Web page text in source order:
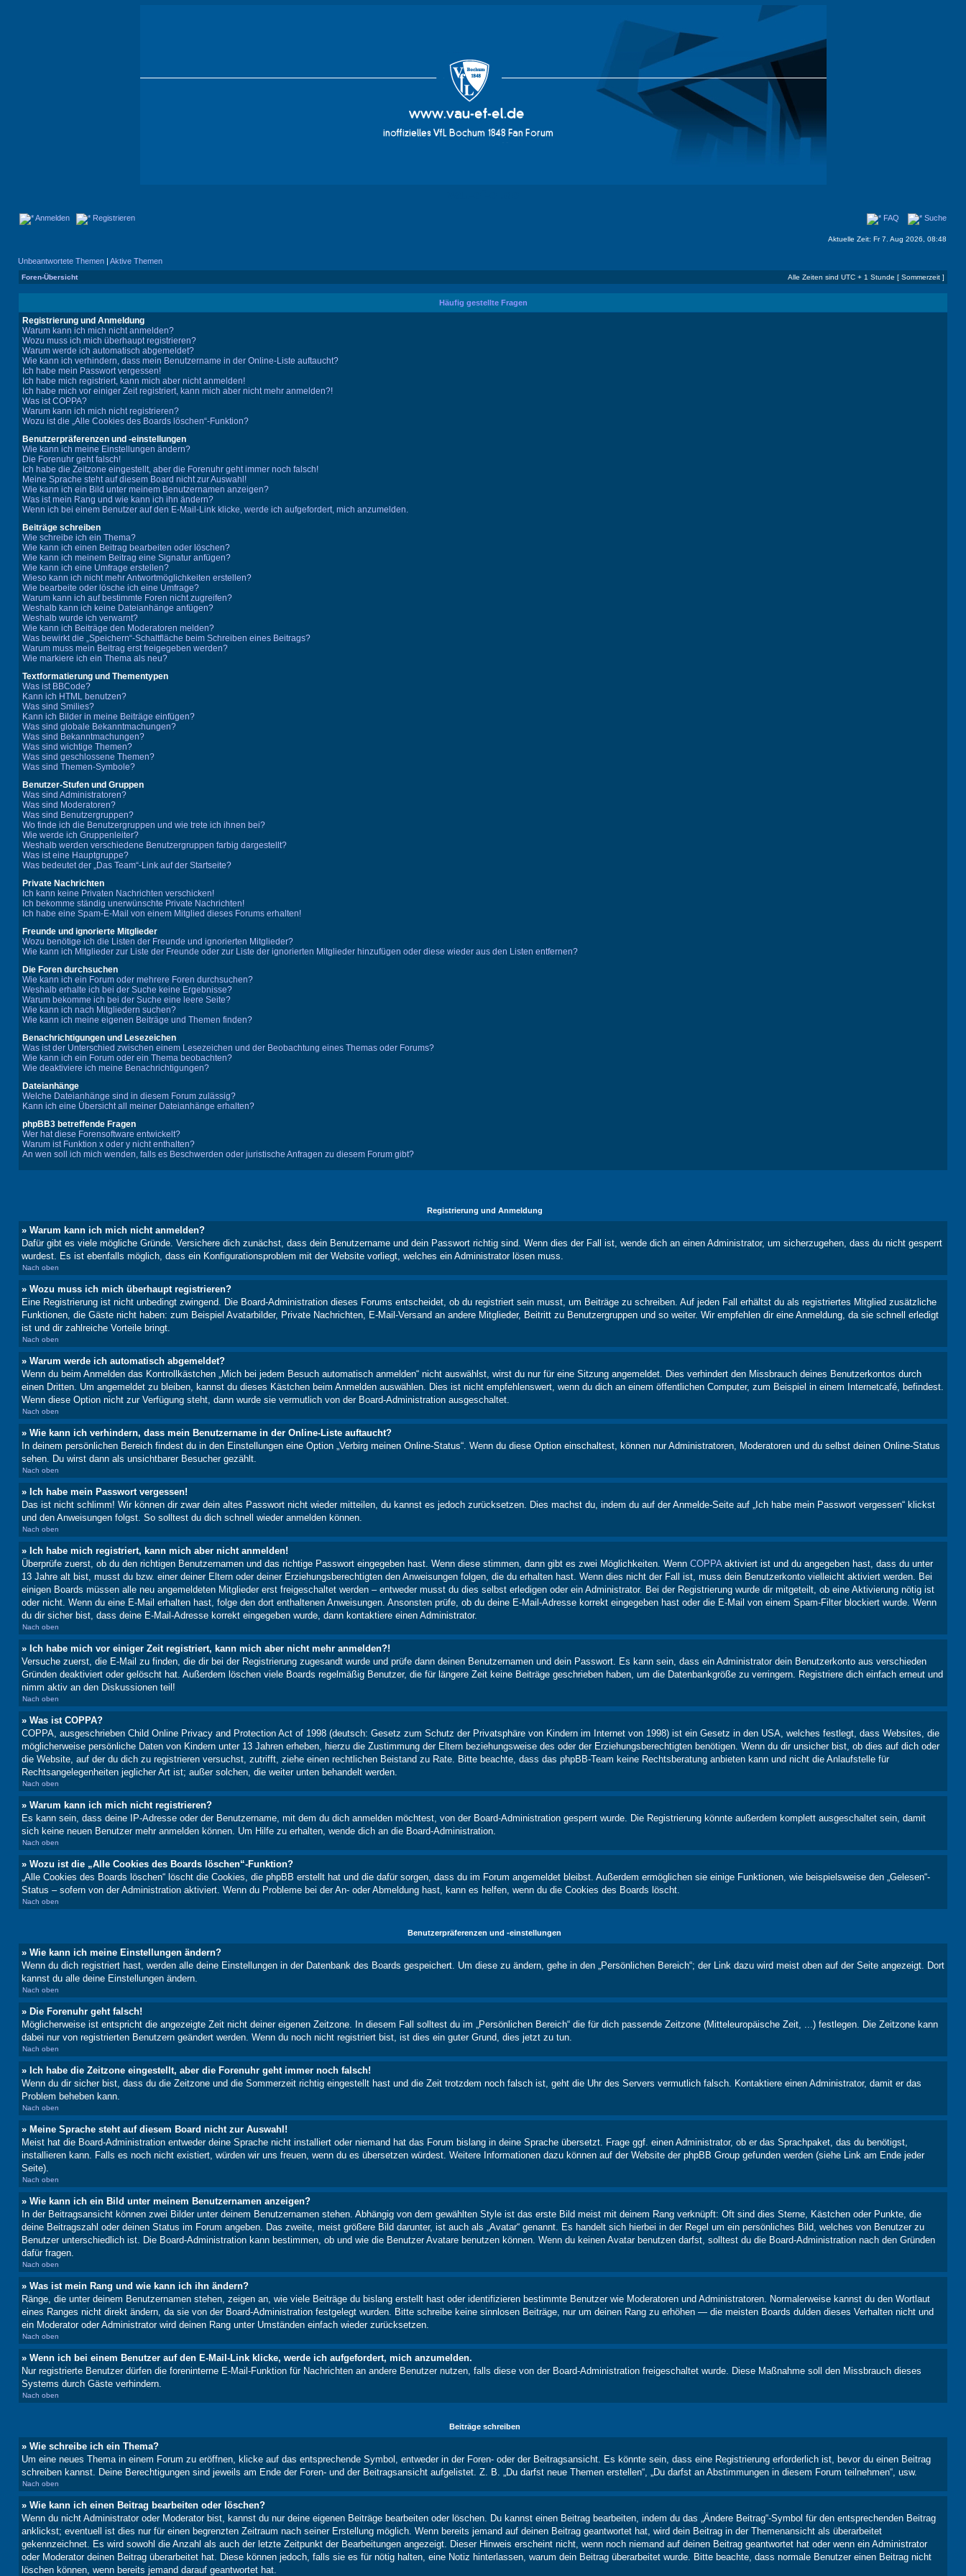
Anmelden Registrieren FAQ Suche
Aktuelle Zeit: Fr 7. Aug 2026, 08:48
Unbeantwortete Themen | Aktive Themen
Foren-Übersicht Alle Zeiten sind UTC + 1 Stunde [ Sommerzeit ]
Häufig gestellte Fragen
Registrierung und Anmeldung
Warum kann ich mich nicht anmelden?
Wozu muss ich mich überhaupt registrieren?
Warum werde ich automatisch abgemeldet?
Wie kann ich verhindern, dass mein Benutzername in der Online-Liste auftaucht?
Ich habe mein Passwort vergessen!
Ich habe mich registriert, kann mich aber nicht anmelden!
Ich habe mich vor einiger Zeit registriert, kann mich aber nicht mehr anmelden?!
Was ist COPPA?
Warum kann ich mich nicht registrieren?
Wozu ist die „Alle Cookies des Boards löschen“-Funktion?
Benutzerpräferenzen und -einstellungen
Wie kann ich meine Einstellungen ändern?
Die Forenuhr geht falsch!
Ich habe die Zeitzone eingestellt, aber die Forenuhr geht immer noch falsch!
Meine Sprache steht auf diesem Board nicht zur Auswahl!
Wie kann ich ein Bild unter meinem Benutzernamen anzeigen?
Was ist mein Rang und wie kann ich ihn ändern?
Wenn ich bei einem Benutzer auf den E-Mail-Link klicke, werde ich aufgefordert, mich anzumelden.
Beiträge schreiben
Wie schreibe ich ein Thema?
Wie kann ich einen Beitrag bearbeiten oder löschen?
Wie kann ich meinem Beitrag eine Signatur anfügen?
Wie kann ich eine Umfrage erstellen?
Wieso kann ich nicht mehr Antwortmöglichkeiten erstellen?
Wie bearbeite oder lösche ich eine Umfrage?
Warum kann ich auf bestimmte Foren nicht zugreifen?
Weshalb kann ich keine Dateianhänge anfügen?
Weshalb wurde ich verwarnt?
Wie kann ich Beiträge den Moderatoren melden?
Was bewirkt die „Speichern“-Schaltfläche beim Schreiben eines Beitrags?
Warum muss mein Beitrag erst freigegeben werden?
Wie markiere ich ein Thema als neu?
Textformatierung und Thementypen
Was ist BBCode?
Kann ich HTML benutzen?
Was sind Smilies?
Kann ich Bilder in meine Beiträge einfügen?
Was sind globale Bekanntmachungen?
Was sind Bekanntmachungen?
Was sind wichtige Themen?
Was sind geschlossene Themen?
Was sind Themen-Symbole?
Benutzer-Stufen und Gruppen
Was sind Administratoren?
Was sind Moderatoren?
Was sind Benutzergruppen?
Wo finde ich die Benutzergruppen und wie trete ich ihnen bei?
Wie werde ich Gruppenleiter?
Weshalb werden verschiedene Benutzergruppen farbig dargestellt?
Was ist eine Hauptgruppe?
Was bedeutet der „Das Team“-Link auf der Startseite?
Private Nachrichten
Ich kann keine Privaten Nachrichten verschicken!
Ich bekomme ständig unerwünschte Private Nachrichten!
Ich habe eine Spam-E-Mail von einem Mitglied dieses Forums erhalten!
Freunde und ignorierte Mitglieder
Wozu benötige ich die Listen der Freunde und ignorierten Mitglieder?
Wie kann ich Mitglieder zur Liste der Freunde oder zur Liste der ignorierten Mitglieder hinzufügen oder diese wieder aus den Listen entfernen?
Die Foren durchsuchen
Wie kann ich ein Forum oder mehrere Foren durchsuchen?
Weshalb erhalte ich bei der Suche keine Ergebnisse?
Warum bekomme ich bei der Suche eine leere Seite?
Wie kann ich nach Mitgliedern suchen?
Wie kann ich meine eigenen Beiträge und Themen finden?
Benachrichtigungen und Lesezeichen
Was ist der Unterschied zwischen einem Lesezeichen und der Beobachtung eines Themas oder Forums?
Wie kann ich ein Forum oder ein Thema beobachten?
Wie deaktiviere ich meine Benachrichtigungen?
Dateianhänge
Welche Dateianhänge sind in diesem Forum zulässig?
Kann ich eine Übersicht all meiner Dateianhänge erhalten?
phpBB3 betreffende Fragen
Wer hat diese Forensoftware entwickelt?
Warum ist Funktion x oder y nicht enthalten?
An wen soll ich mich wenden, falls es Beschwerden oder juristische Anfragen zu diesem Forum gibt?
Registrierung und Anmeldung
» Warum kann ich mich nicht anmelden?
Dafür gibt es viele mögliche Gründe. Versichere dich zunächst, dass dein Benutzername und dein Passwort richtig sind. Wenn dies der Fall ist, wende dich an einen Administrator, um sicherzugehen, dass du nicht gesperrt
wurdest. Es ist ebenfalls möglich, dass ein Konfigurationsproblem mit der Website vorliegt, welches ein Administrator lösen muss.
Nach oben
» Wozu muss ich mich überhaupt registrieren?
Eine Registrierung ist nicht unbedingt zwingend. Die Board-Administration dieses Forums entscheidet, ob du registriert sein musst, um Beiträge zu schreiben. Auf jeden Fall erhältst du als registriertes Mitglied zusätzliche
Funktionen, die Gäste nicht haben: zum Beispiel Avatarbilder, Private Nachrichten, E-Mail-Versand an andere Mitglieder, Beitritt zu Benutzergruppen und so weiter. Wir empfehlen dir eine Anmeldung, da sie schnell erledigt
ist und dir zahlreiche Vorteile bringt.
Nach oben
» Warum werde ich automatisch abgemeldet?
Wenn du beim Anmelden das Kontrollkästchen „Mich bei jedem Besuch automatisch anmelden“ nicht auswählst, wirst du nur für eine Sitzung angemeldet. Dies verhindert den Missbrauch deines Benutzerkontos durch
einen Dritten. Um angemeldet zu bleiben, kannst du dieses Kästchen beim Anmelden auswählen. Dies ist nicht empfehlenswert, wenn du dich an einem öffentlichen Computer, zum Beispiel in einem Internetcafé, befindest.
Wenn diese Option nicht zur Verfügung steht, dann wurde sie vermutlich von der Board-Administration ausgeschaltet.
Nach oben
» Wie kann ich verhindern, dass mein Benutzername in der Online-Liste auftaucht?
In deinem persönlichen Bereich findest du in den Einstellungen eine Option „Verbirg meinen Online-Status“. Wenn du diese Option einschaltest, können nur Administratoren, Moderatoren und du selbst deinen Online-Status
sehen. Du wirst dann als unsichtbarer Besucher gezählt.
Nach oben
» Ich habe mein Passwort vergessen!
Das ist nicht schlimm! Wir können dir zwar dein altes Passwort nicht wieder mitteilen, du kannst es jedoch zurücksetzen. Dies machst du, indem du auf der Anmelde-Seite auf „Ich habe mein Passwort vergessen“ klickst
und den Anweisungen folgst. So solltest du dich schnell wieder anmelden können.
Nach oben
» Ich habe mich registriert, kann mich aber nicht anmelden!
Überprüfe zuerst, ob du den richtigen Benutzernamen und das richtige Passwort eingegeben hast. Wenn diese stimmen, dann gibt es zwei Möglichkeiten. Wenn COPPAaktiviert ist und du angegeben hast, dass du unter
13 Jahre alt bist, musst du bzw. einer deiner Eltern oder deiner Erziehungsberechtigten den Anweisungen folgen, die du erhalten hast. Wenn dies nicht der Fall ist, muss dein Benutzerkonto vielleicht aktiviert werden. Bei
einigen Boards müssen alle neu angemeldeten Mitglieder erst freigeschaltet werden – entweder musst du dies selbst erledigen oder ein Administrator. Bei der Registrierung wurde dir mitgeteilt, ob eine Aktivierung nötig ist
oder nicht. Wenn du eine E-Mail erhalten hast, folge den dort enthaltenen Anweisungen. Ansonsten prüfe, ob du deine E-Mail-Adresse korrekt eingegeben hast oder die E-Mail von einem Spam-Filter blockiert wurde. Wenn
du dir sicher bist, dass deine E-Mail-Adresse korrekt eingegeben wurde, dann kontaktiere einen Administrator.
Nach oben
» Ich habe mich vor einiger Zeit registriert, kann mich aber nicht mehr anmelden?!
Versuche zuerst, die E-Mail zu finden, die dir bei der Registrierung zugesandt wurde und prüfe dann deinen Benutzernamen und dein Passwort. Es kann sein, dass ein Administrator dein Benutzerkonto aus verschieden
Gründen deaktiviert oder gelöscht hat. Außerdem löschen viele Boards regelmäßig Benutzer, die für längere Zeit keine Beiträge geschrieben haben, um die Datenbankgröße zu verringern. Registriere dich einfach erneut und
nimm aktiv an den Diskussionen teil!
Nach oben
» Was ist COPPA?
COPPA, ausgeschrieben Child Online Privacy and Protection Act of 1998 (deutsch: Gesetz zum Schutz der Privatsphäre von Kindern im Internet von 1998) ist ein Gesetz in den USA, welches festlegt, dass Websites, die
möglicherweise persönliche Daten von Kindern unter 13 Jahren erheben, hierzu die Zustimmung der Eltern beziehungsweise des oder der Erziehungsberechtigten benötigen. Wenn du dir unsicher bist, ob dies auf dich oder
die Website, auf der du dich zu registrieren versuchst, zutrifft, ziehe einen rechtlichen Beistand zu Rate. Bitte beachte, dass das phpBB-Team keine Rechtsberatung anbieten kann und nicht die Anlaufstelle für
Rechtsangelegenheiten jeglicher Art ist; außer solchen, die weiter unten behandelt werden.
Nach oben
» Warum kann ich mich nicht registrieren?
Es kann sein, dass deine IP-Adresse oder der Benutzername, mit dem du dich anmelden möchtest, von der Board-Administration gesperrt wurde. Die Registrierung könnte außerdem komplett ausgeschaltet sein, damit
sich keine neuen Benutzer mehr anmelden können. Um Hilfe zu erhalten, wende dich an die Board-Administration.
Nach oben
» Wozu ist die „Alle Cookies des Boards löschen“-Funktion?
„Alle Cookies des Boards löschen“ löscht die Cookies, die phpBB erstellt hat und die dafür sorgen, dass du im Forum angemeldet bleibst. Außerdem ermöglichen sie einige Funktionen, wie beispielsweise den „Gelesen“-
Status – sofern von der Administration aktiviert. Wenn du Probleme bei der An- oder Abmeldung hast, kann es helfen, wenn du die Cookies des Boards löscht.
Nach oben
Benutzerpräferenzen und -einstellungen
» Wie kann ich meine Einstellungen ändern?
Wenn du dich registriert hast, werden alle deine Einstellungen in der Datenbank des Boards gespeichert. Um diese zu ändern, gehe in den „Persönlichen Bereich“; der Link dazu wird meist oben auf der Seite angezeigt. Dort
kannst du alle deine Einstellungen ändern.
Nach oben
» Die Forenuhr geht falsch!
Möglicherweise ist entspricht die angezeigte Zeit nicht deiner eigenen Zeitzone. In diesem Fall solltest du im „Persönlichen Bereich“ die für dich passende Zeitzone (Mitteleuropäische Zeit, ...) festlegen. Die Zeitzone kann
dabei nur von registrierten Benutzern geändert werden. Wenn du noch nicht registriert bist, ist dies ein guter Grund, dies jetzt zu tun.
Nach oben
» Ich habe die Zeitzone eingestellt, aber die Forenuhr geht immer noch falsch!
Wenn du dir sicher bist, dass du die Zeitzone und die Sommerzeit richtig eingestellt hast und die Zeit trotzdem noch falsch ist, geht die Uhr des Servers vermutlich falsch. Kontaktiere einen Administrator, damit er das
Problem beheben kann.
Nach oben
» Meine Sprache steht auf diesem Board nicht zur Auswahl!
Meist hat die Board-Administration entweder deine Sprache nicht installiert oder niemand hat das Forum bislang in deine Sprache übersetzt. Frage ggf. einen Administrator, ob er das Sprachpaket, das du benötigst,
installieren kann. Falls es noch nicht existiert, würden wir uns freuen, wenn du es übersetzen würdest. Weitere Informationen dazu können auf der Website der phpBB Group gefunden werden (siehe Link am Ende jeder
Seite).
Nach oben
» Wie kann ich ein Bild unter meinem Benutzernamen anzeigen?
In der Beitragsansicht können zwei Bilder unter deinem Benutzernamen stehen. Abhängig von dem gewählten Style ist das erste Bild meist mit deinem Rang verknüpft: Oft sind dies Sterne, Kästchen oder Punkte, die
deine Beitragszahl oder deinen Status im Forum angeben. Das zweite, meist größere Bild darunter, ist auch als „Avatar“ genannt. Es handelt sich hierbei in der Regel um ein persönliches Bild, welches von Benutzer zu
Benutzer unterschiedlich ist. Die Board-Administration kann bestimmen, ob und wie die Benutzer Avatare benutzen können. Wenn du keinen Avatar benutzen darfst, solltest du die Board-Administration nach den Gründen
dafür fragen.
Nach oben
» Was ist mein Rang und wie kann ich ihn ändern?
Ränge, die unter deinem Benutzernamen stehen, zeigen an, wie viele Beiträge du bislang erstellt hast oder identifizieren bestimmte Benutzer wie Moderatoren und Administratoren. Normalerweise kannst du den Wortlaut
eines Ranges nicht direkt ändern, da sie von der Board-Administration festgelegt wurden. Bitte schreibe keine sinnlosen Beiträge, nur um deinen Rang zu erhöhen — die meisten Boards dulden dieses Verhalten nicht und
ein Moderator oder Administrator wird deinen Rang unter Umständen einfach wieder zurücksetzen.
Nach oben
» Wenn ich bei einem Benutzer auf den E-Mail-Link klicke, werde ich aufgefordert, mich anzumelden.
Nur registrierte Benutzer dürfen die foreninterne E-Mail-Funktion für Nachrichten an andere Benutzer nutzen, falls diese von der Board-Administration freigeschaltet wurde. Diese Maßnahme soll den Missbrauch dieses
Systems durch Gäste verhindern.
Nach oben
Beiträge schreiben
» Wie schreibe ich ein Thema?
Um eine neues Thema in einem Forum zu eröffnen, klicke auf das entsprechende Symbol, entweder in der Foren- oder der Beitragsansicht. Es könnte sein, dass eine Registrierung erforderlich ist, bevor du einen Beitrag
schreiben kannst. Deine Berechtigungen sind jeweils am Ende der Foren- und der Beitragsansicht aufgelistet. Z. B. „Du darfst neue Themen erstellen“, „Du darfst an Abstimmungen in diesem Forum teilnehmen“, usw.
Nach oben
» Wie kann ich einen Beitrag bearbeiten oder löschen?
Wenn du nicht Administrator oder Moderator bist, kannst du nur deine eigenen Beiträge bearbeiten oder löschen. Du kannst einen Beitrag bearbeiten, indem du das „Ändere Beitrag“-Symbol für den entsprechenden Beitrag
anklickst; eventuell ist dies nur für einen begrenzten Zeitraum nach seiner Erstellung möglich. Wenn bereits jemand auf deinen Beitrag geantwortet hat, wird dein Beitrag in der Themenansicht als überarbeitet
gekennzeichnet. Es wird sowohl die Anzahl als auch der letzte Zeitpunkt der Bearbeitungen angezeigt. Dieser Hinweis erscheint nicht, wenn noch niemand auf deinen Beitrag geantwortet hat oder wenn ein Administrator
oder Moderator deinen Beitrag überarbeitet hat. Diese können jedoch, falls sie es für nötig halten, eine Notiz hinterlassen, warum dein Beitrag überarbeitet wurde. Bitte beachte, dass normale Benutzer einen Beitrag nicht
löschen können, wenn bereits jemand darauf geantwortet hat.